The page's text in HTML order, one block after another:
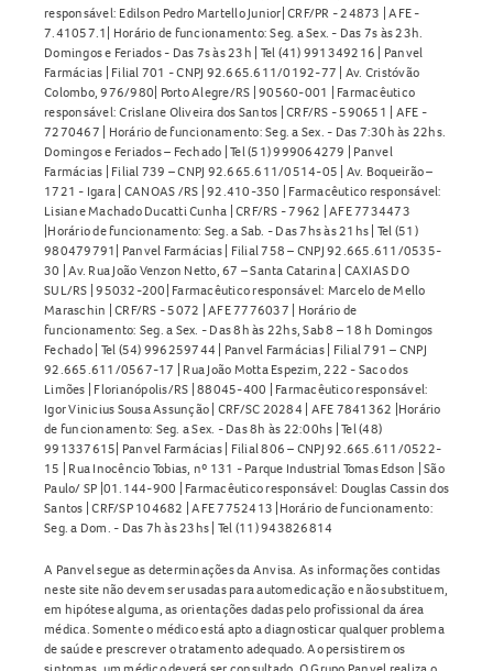
responsável: Edilson Pedro Martello Junior| CRF/PR - 24873 | AFE -
7.41057.1| Horário de funcionamento: Seg. a Sex. - Das 7s às 23h.
Domingos e Feriados - Das 7s às 23h | Tel (41) 991349216 | Panvel
Farmácias | Filial 701 - CNPJ 92.665.611/0192-77 | Av. Cristóvão
Colombo, 976/980| Porto Alegre/RS | 90560-001 | Farmacêutico
responsável: Crislane Oliveira dos Santos | CRF/RS - 590651 | AFE -
7270467 | Horário de funcionamento: Seg. a Sex. - Das 7:30h às 22hs.
Domingos e Feriados – Fechado | Tel (51) 999064279 | Panvel
Farmácias | Filial 739 – CNPJ 92.665.611/0514-05 | Av. Boqueirão –
1721 - Igara | CANOAS /RS | 92.410-350 | Farmacêutico responsável:
Lisiane Machado Ducatti Cunha | CRF/RS - 7962 | AFE 7734473
|Horário de funcionamento: Seg. a Sab. - Das 7hs às 21hs | Tel (51)
980479791| Panvel Farmácias | Filial 758 – CNPJ 92.665.611/0535-
30 | Av. Rua João Venzon Netto, 67 – Santa Catarina | CAXIAS DO
SUL/RS | 95032-200| Farmacêutico responsável: Marcelo de Mello
Maraschin | CRF/RS - 5072 | AFE 7776037 | Horário de
funcionamento: Seg. a Sex. - Das 8h às 22hs, Sab 8 – 18 h Domingos
Fechado | Tel (54) 996259744 | Panvel Farmácias | Filial 791 – CNPJ
92.665.611/0567-17 | Rua João Motta Espezim, 222 - Saco dos
Limões | Florianópolis/RS | 88045-400 | Farmacêutico responsável:
Igor Vinicius Sousa Assunção | CRF/SC 20284 | AFE 7841362 |Horário
de funcionamento: Seg. a Sex. - Das 8h às 22:00hs | Tel (48)
991337615| Panvel Farmácias | Filial 806 – CNPJ 92.665.611/0522-
15 | Rua Inocêncio Tobias, nº 131 - Parque Industrial Tomas Edson | São
Paulo/ SP |01.144-900 | Farmacêutico responsável: Douglas Cassin dos
Santos | CRF/SP 104682 | AFE 7752413 |Horário de funcionamento:
Seg. a Dom. - Das 7h às 23hs | Tel (11) 943826814
A Panvel segue as determinações da Anvisa. As informações contidas
neste site não devem ser usadas para automedicação e não substituem,
em hipótese alguma, as orientações dadas pelo profissional da área
médica. Somente o médico está apto a diagnosticar qualquer problema
de saúde e prescrever o tratamento adequado. Ao persistirem os